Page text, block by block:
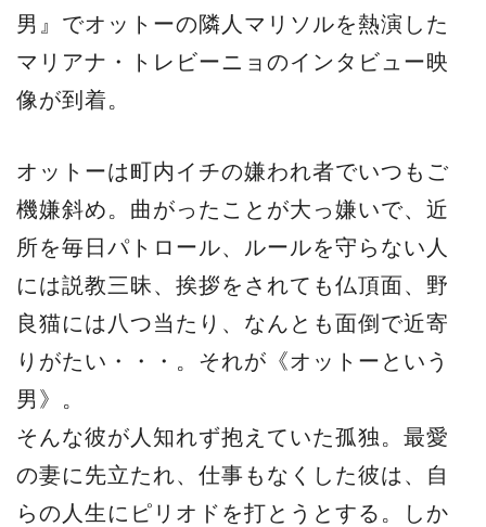
男』でオットーの隣人マリソルを熱演した
マリアナ・トレビーニョのインタビュー映
像が到着。
オットーは町内イチの嫌われ者でいつもご
機嫌斜め。曲がったことが大っ嫌いで、近
所を毎日パトロール、ルールを守らない人
には説教三昧、挨拶をされても仏頂面、野
良猫には八つ当たり、なんとも面倒で近寄
りがたい・・・。それが《オットーという
男》。
そんな彼が人知れず抱えていた孤独。最愛
の妻に先立たれ、仕事もなくした彼は、自
らの人生にピリオドを打とうとする。しか